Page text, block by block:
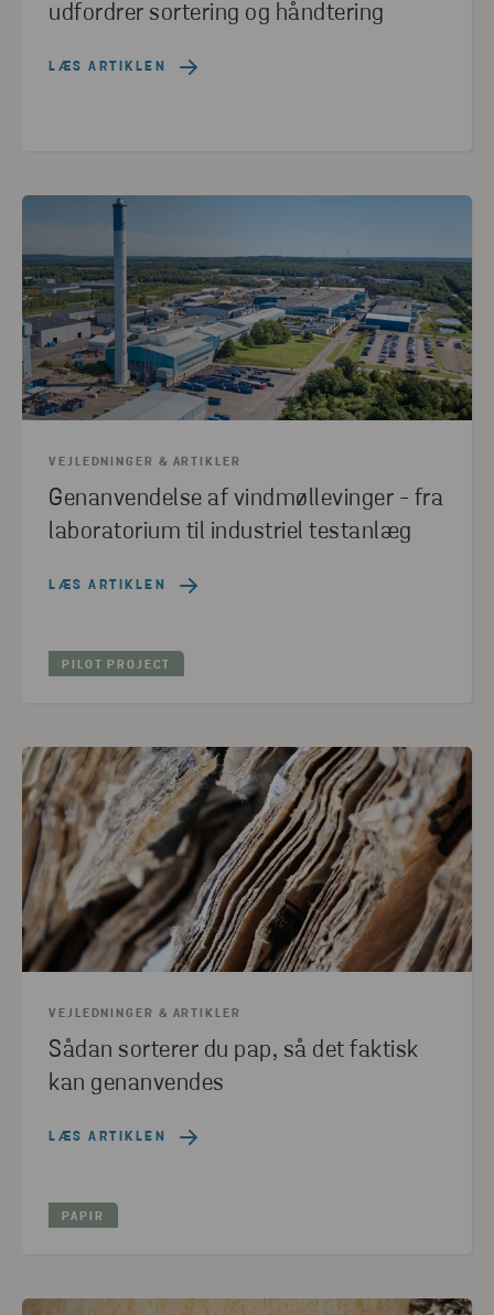
CONTAINERE & BEHOLDERE (1)
udfordrer sortering og håndtering
LÆS ARTIKLEN
VEJLEDNINGER & ARTIKLER
Genanvendelse af vindmøllevinger - fra
laboratorium til industriel testanlæg
LÆS ARTIKLEN
PILOT PROJECT
VEJLEDNINGER & ARTIKLER
Sådan sorterer du pap, så det faktisk
kan genanvendes
LÆS ARTIKLEN
PAPIR